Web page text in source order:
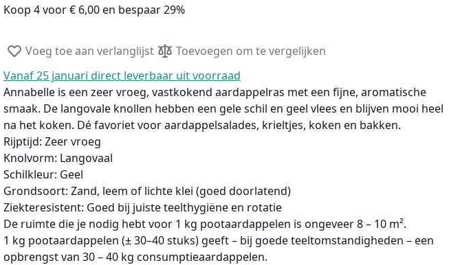
Koop 4 voor€ 6,00en bespaar29%
Voeg toe aan verlanglijst
Toevoegen om te vergelijken
Vanaf 25 januari direct leverbaar uit voorraad
Annabelle is een zeer vroeg, vastkokend aardappelras met een fijne, aromatische
smaak. De langovale knollen hebben een gele schil en geel vlees en blijven mooi heel
na het koken. Dé favoriet vooraardappelsalades, krieltjes, koken en bakken.
Rijptijd: Zeer vroeg
Knolvorm: Langovaal
Schilkleur: Geel
Grondsoort: Zand, leem of lichte klei (goed doorlatend)
Ziekteresistent: Goed bij juiste teelthygiëne en rotatie
De ruimte die je nodig hebt voor 1 kg pootaardappelen is ongeveer8 – 10 m².
1 kg pootaardappelen (± 30–40 stuks) geeft – bij goede teeltomstandigheden – een
opbrengst van 30 – 40 kg consumptieaardappelen.